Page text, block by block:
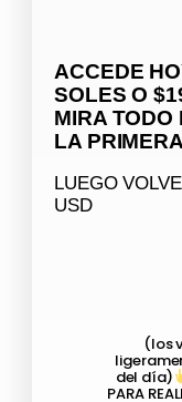
ACCEDE
SOLES O
MIRA TODO
LA
LUEGO
USD
(los
del día)
PARA